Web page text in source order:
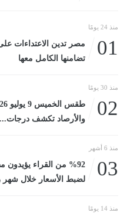
منذ 24 يومًا
01
مصر تدين الاعتداءات
تضامنها الكامل معها
منذ 30 يومًا
02
والأرصاد تكشف درجات...اليوم
منذ 6 أشهر
03
%92 من القراء
لضبط الأسعار خلال
منذ 14 يومًا